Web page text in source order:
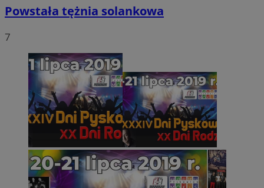
Powstała tężnia solankowa
7